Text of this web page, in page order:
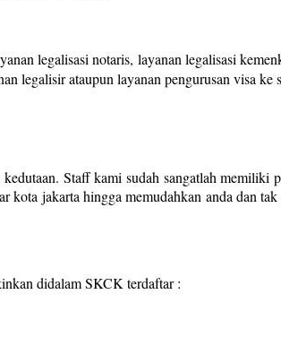
legalisasi notaris, layanan legalisasi
legalisir ataupun layanan pengurusan visa ke
Staff kami sudah sangatlah memiliki
jakarta hingga memudahkan anda dan
didalam SKCK terdaftar :